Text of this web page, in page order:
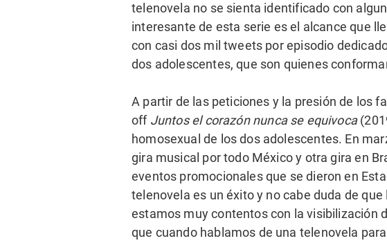
telenovela no se sienta identificado con
interesante de esta serie es el alcance que
con casi dos mil tweets por episodio
dos adolescentes, que son quienes
A partir de las peticiones y la presión de los
off Juntos el corazón nunca se equivoca
homosexual de los dos adolescentes. En
gira musical por todo México y otra gira en
eventos promocionales que se dieron en
telenovela es un éxito y no cabe duda de
estamos muy contentos con la visibilización
que cuando hablamos de una telenovela